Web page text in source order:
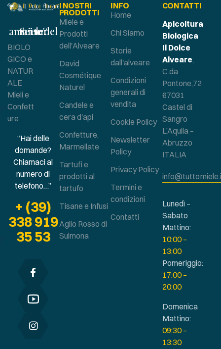
I NOSTRI
PRODOTTI
Miele e
Prodotti
dell'Alveare
David
Cosmétique
Naturel
Candele e
cera d'api
Confetture,
Marmellate
Tartufi e
prodotti al
tartufo
Tisane e Infusi
Aglio Rosso di
Sulmona
INFO
Home
Chi Siamo
Storie
dall'alveare
Condizioni
generali di
vendita
Cookie Policy
Newsletter
Policy
Privacy Policy
Termini e
condizioni
Contatti
Sei un amante del miele?
BIOLO
GICO e
NATUR
ALE
Mieli e
Confett
ure
“Hai delle
domande?
Chiamaci al
numero di
telefono…”
+ (39)
338 919
35 53
CONTATTI
Apicoltura
Biologica
Il Dolce
Alveare,
C.da
Pontone,72
67031
Castel di
Sangro
L’Aquila –
Abruzzo
ITALIA
Lunedì –
Sabato
Mattino:
10:00 –
13:00
Pomeriggio:
17:00 –
20:00
Domenica
Mattino:
09:30 –
13:30